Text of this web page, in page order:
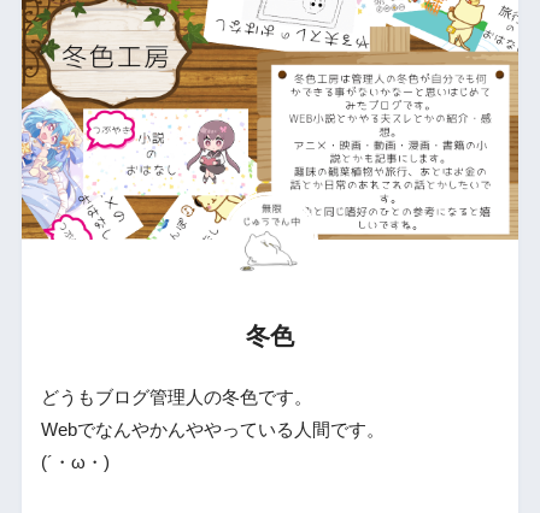
冬色
どうもブログ管理人の冬色です。
Webでなんやかんややっている人間です。
(´・ω・)